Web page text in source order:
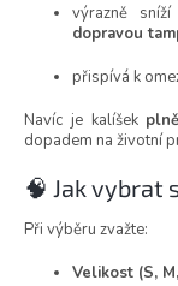
výrazně sníží
dopravou
přispívá k
Navíc je kalíšek
dopadem na životní
🧠 Jak vybrat
Při výběru zvažte:
Velikost (S,